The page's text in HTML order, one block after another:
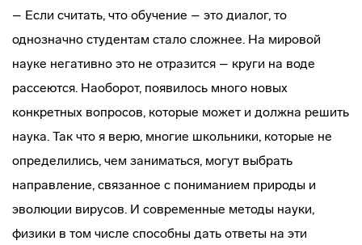
– Если считать, что обучение – это диалог, то
однозначно студентам стало сложнее. На мировой
науке негативно это не отразится – круги на воде
рассеются. Наоборот, появилось много новых
конкретных вопросов, которые может и должна решить
наука. Так что я верю, многие школьники, которые не
определились, чем заниматься, могут выбрать
направление, связанное с пониманием природы и
эволюции вирусов. И современные методы науки,
физики в том числе способны дать ответы на эти